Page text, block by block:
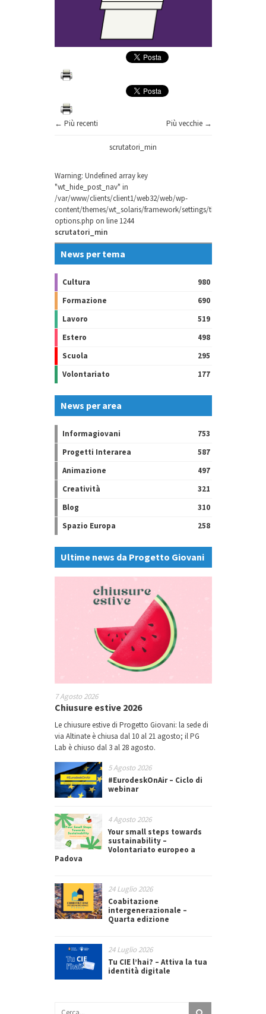
← Più recenti Più vecchie →
scrutatori_min
Warning: Undefined array key
"wt_hide_post_nav" in
/var/www/clients/client1/web32/web/wp-
content/themes/wt_solaris/framework/settings/theme-
options.php on line 1244
scrutatori_min
News per tema
Cultura
980
Formazione
690
Lavoro
519
Estero
498
Scuola
295
Volontariato
177
News per area
Informagiovani
753
Progetti Interarea
587
Animazione
497
Creatività
321
Blog
310
Spazio Europa
258
Ultime news da Progetto Giovani
7 Agosto 2026
Chiusure estive 2026
Le chiusure estive di Progetto Giovani: la sede di
via Altinate è chiusa dal 10 al 21 agosto; il PG
Lab è chiuso dal 3 al 28 agosto.
5 Agosto 2026
#EurodeskOnAir – Ciclo di
webinar
4 Agosto 2026
Your small steps towards
sustainability –
Volontariato europeo a
Padova
24 Luglio 2026
Coabitazione
intergenerazionale –
Quarta edizione
24 Luglio 2026
Tu CIE l’hai? – Attiva la tua
identità digitale